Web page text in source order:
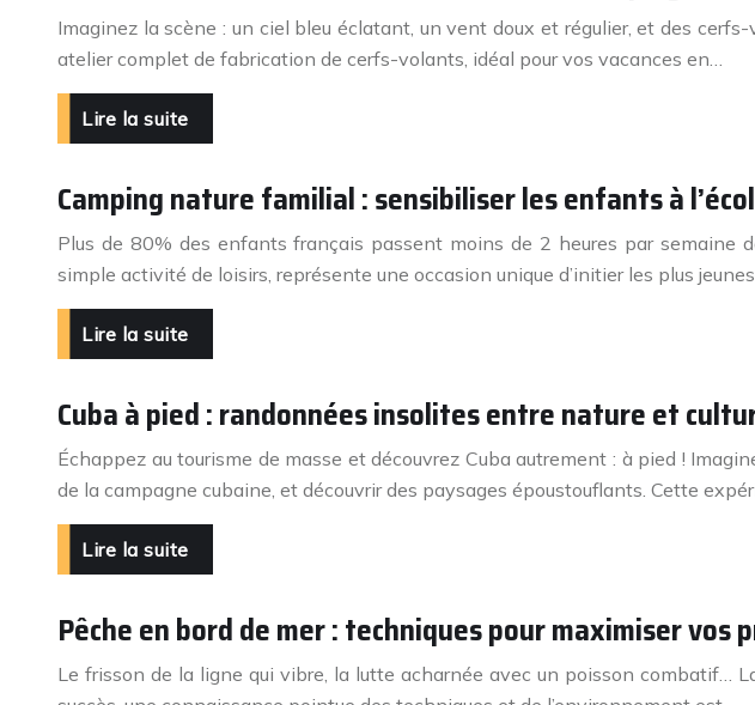
Imaginez la scène : un ciel bleu éclatant, un vent doux et régulier, et des
atelier complet de fabrication de cerfs-volants, idéal pour vos vacances en…
Lire la suite
Camping nature familial : sensibiliser les enfants à
Plus de 80% des enfants français passent moins de 2 heures par semaine
simple activité de loisirs, représente une occasion unique d’initier les plus
Lire la suite
Cuba à pied : randonnées insolites entre nature et
Échappez au tourisme de masse et découvrez Cuba autrement : à pied !
de la campagne cubaine, et découvrir des paysages époustouflants. Cette
Lire la suite
Pêche en bord de mer : techniques pour maximiser vos
Le frisson de la ligne qui vibre, la lutte acharnée avec un poisson combatif…